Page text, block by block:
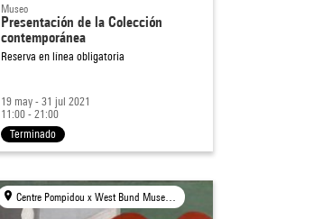
Museo
Presentación de la Colección
contemporánea
Reserva en línea obligatoria
19 may - 31 jul 2021
11:00 - 21:00
Terminado